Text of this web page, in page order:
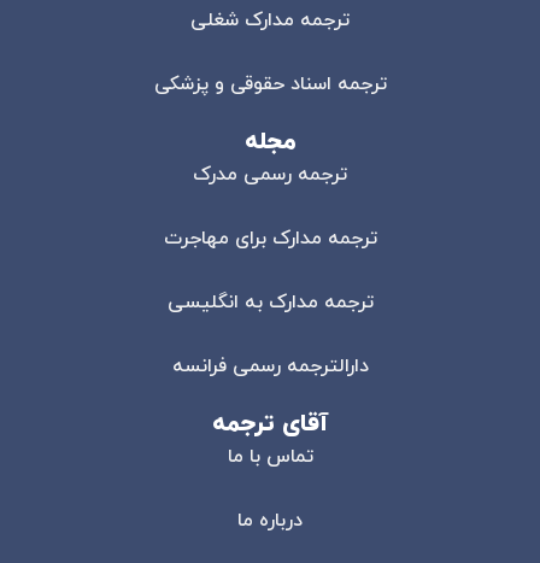
ترجمه مدارک شغلی
ترجمه اسناد حقوقی و پزشکی
مجله
ترجمه رسمی مدرک
ترجمه مدارک برای مهاجرت
ترجمه مدارک به انگلیسی
دارالترجمه رسمی فرانسه
آقای ترجمه
تماس با ما
درباره ما